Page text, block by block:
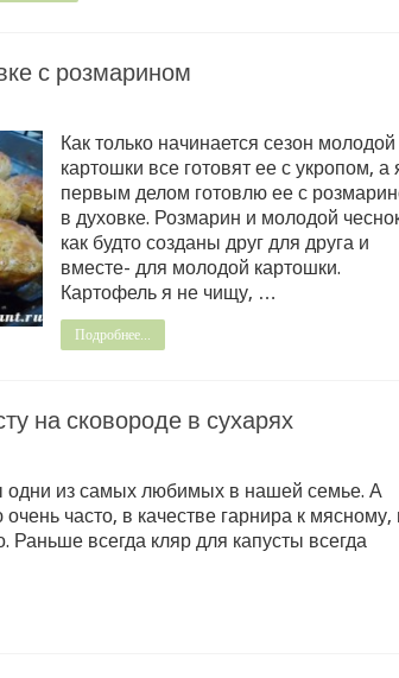
с розмарином
Как только начинается сезон молодой
картошки все готовят ее с укропом, а
первым делом готовлю ее с
в духовке. Розмарин и молодой
как будто созданы друг для друга и
вместе- для молодой картошки.
Картофель я не чищу, …
Подробнее...
на сковороде в сухарях
одни из самых любимых в нашей семье. А
часто, в качестве гарнира к мясному,
Раньше всегда кляр для капусты всегда